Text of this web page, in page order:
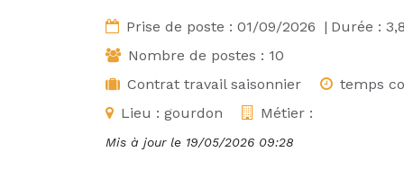
Prise de poste : 01/09/2026 | Durée :
Nombre de postes : 10
Contrat travail saisonnier
temps
Lieu : gourdon Métier :
Mis à jour le 19/05/2026 09:28